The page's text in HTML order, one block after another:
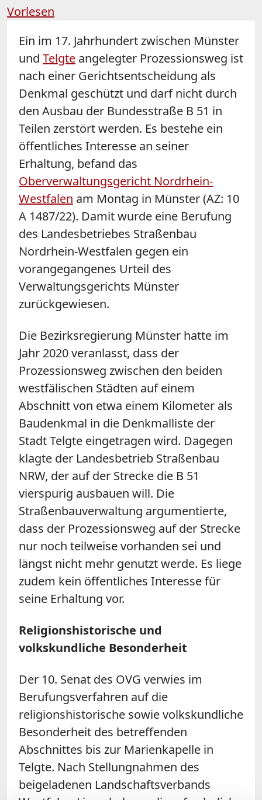
Vorlesen
Ein im 17. Jahrhundert zwischen Münster
und Telgte angelegter Prozessionsweg ist
nach einer Gerichtsentscheidung als
Denkmal geschützt und darf nicht durch
den Ausbau der Bundesstraße B 51 in
Teilen zerstört werden. Es bestehe ein
öffentliches Interesse an seiner
Erhaltung, befand das
Oberverwaltungsgericht Nordrhein-
Westfalen am Montag in Münster (AZ: 10
A 1487/22). Damit wurde eine Berufung
des Landesbetriebes Straßenbau
Nordrhein-Westfalen gegen ein
vorangegangenes Urteil des
Verwaltungsgerichts Münster
zurückgewiesen.
Die Bezirksregierung Münster hatte im
Jahr 2020 veranlasst, dass der
Prozessionsweg zwischen den beiden
westfälischen Städten auf einem
Abschnitt von etwa einem Kilometer als
Baudenkmal in die Denkmalliste der
Stadt Telgte eingetragen wird. Dagegen
klagte der Landesbetrieb Straßenbau
NRW, der auf der Strecke die B 51
vierspurig ausbauen will. Die
Straßenbauverwaltung argumentierte,
dass der Prozessionsweg auf der Strecke
nur noch teilweise vorhanden sei und
längst nicht mehr genutzt werde. Es liege
zudem kein öffentliches Interesse für
seine Erhaltung vor.
Religionshistorische und
volkskundliche Besonderheit
Der 10. Senat des OVG verwies im
Berufungsverfahren auf die
religionshistorische sowie volkskundliche
Besonderheit des betreffenden
Abschnittes bis zur Marienkapelle in
Telgte. Nach Stellungnahmen des
beigeladenen Landschaftsverbands